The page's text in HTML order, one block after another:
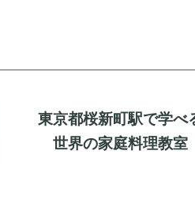
東京都桜新町駅で学べ
世界の家庭料理教室